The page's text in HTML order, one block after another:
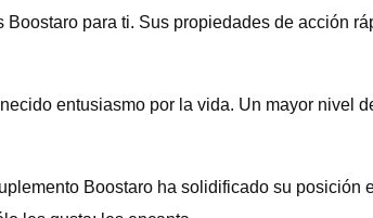
para ti. Sus propiedades de acción
entusiasmo por la vida. Un mayor nivel
Boostaro ha solidificado su posición